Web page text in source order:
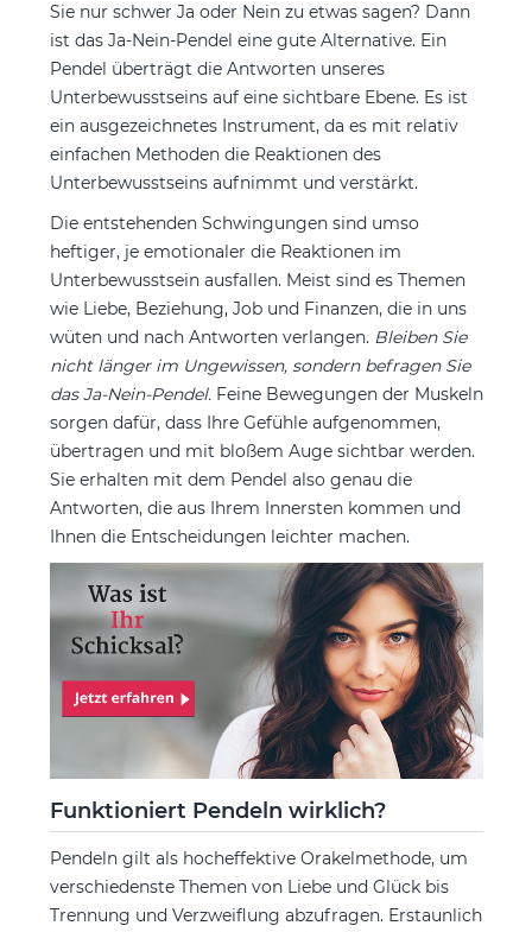
Sie nur schwer Ja oder Nein zu etwas sagen? Dann
ist das Ja-Nein-Pendel eine gute Alternative. Ein
Pendel überträgt die Antworten unseres
Unterbewusstseins auf eine sichtbare Ebene. Es ist
ein ausgezeichnetes Instrument, da es mit relativ
einfachen Methoden die Reaktionen des
Unterbewusstseins aufnimmt und verstärkt.
Die entstehenden Schwingungen sind umso
heftiger, je emotionaler die Reaktionen im
Unterbewusstsein ausfallen. Meist sind es Themen
wie Liebe, Beziehung, Job und Finanzen, die in uns
wüten und nach Antworten verlangen. Bleiben Sie
nicht länger im Ungewissen, sondern befragen Sie
das Ja-Nein-Pendel. Feine Bewegungen der Muskeln
sorgen dafür, dass Ihre Gefühle aufgenommen,
übertragen und mit bloßem Auge sichtbar werden.
Sie erhalten mit dem Pendel also genau die
Antworten, die aus Ihrem Innersten kommen und
Ihnen die Entscheidungen leichter machen.
Funktioniert Pendeln wirklich?
Pendeln gilt als hocheffektive Orakelmethode, um
verschiedenste Themen von Liebe und Glück bis
Trennung und Verzweiflung abzufragen. Erstaunlich